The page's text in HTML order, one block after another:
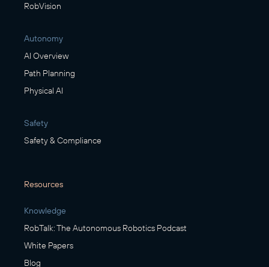
RobVision
Autonomy
AI Overview
Path Planning
Physical AI
Safety
Safety & Compliance
Resources
Knowledge
RobTalk: The Autonomous Robotics Podcast
White Papers
Blog